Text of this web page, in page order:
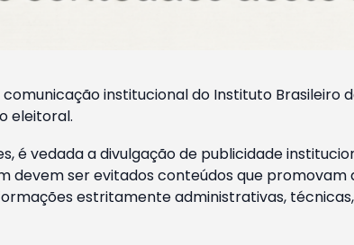
institucional do Instituto
eleitoral.
é vedada a divulgação de publicidade
devem ser evitados conteúdos que
estritamente administrativas,